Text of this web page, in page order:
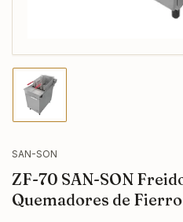
Cargar
imagen
1
la
de
galería
SAN-SON
ZF-70 SAN-SON
Quemadores de